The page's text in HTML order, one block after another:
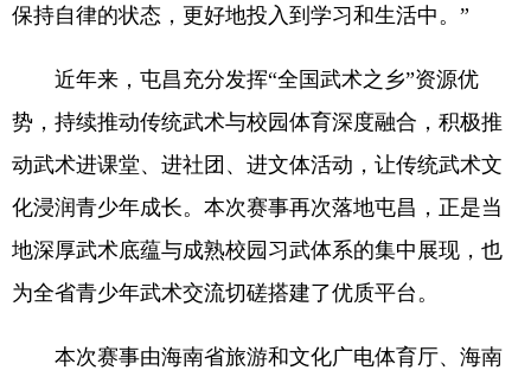
保持自律的状态，更好地投入到学习和生活中。”
近年来，屯昌充分发挥“全国武术之乡”资源优
势，持续推动传统武术与校园体育深度融合，积极推
动武术进课堂、进社团、进文体活动，让传统武术文
化浸润青少年成长。本次赛事再次落地屯昌，正是当
地深厚武术底蕴与成熟校园习武体系的集中展现，也
为全省青少年武术交流切磋搭建了优质平台。
本次赛事由海南省旅游和文化广电体育厅、海南